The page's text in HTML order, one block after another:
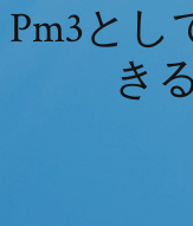
Pm3と
き